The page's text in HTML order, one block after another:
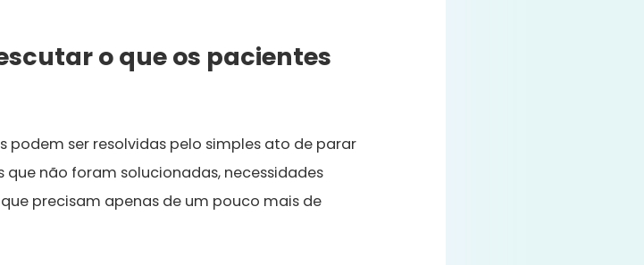
o que os pacientes
podem ser resolvidas pelo simples ato de parar
que não foram solucionadas, necessidades
precisam apenas de um pouco mais de